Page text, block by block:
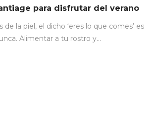
para disfrutar del verano
de la piel, el dicho ‘eres lo que comes’ es
Alimentar a tu rostro y…